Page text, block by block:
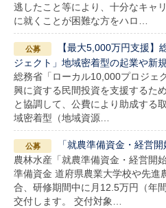
逃したこと等により、十分なキャ
に就くことが困難な方をハロ…
【最大5,000万円支援】
ジェクト」地域密着型の起業や新
総務省「ローカル10,000プロジェ
興に資する民間投資を支援するた
と協調して、公費により助成する
域密着型（地域資源…
「就農準備資金・経営開
農林水産「就農準備資金・経営開
準備資金 道府県農業大学校や先進
合、研修期間中に月12.5万円（年
交付します。 交付対象…